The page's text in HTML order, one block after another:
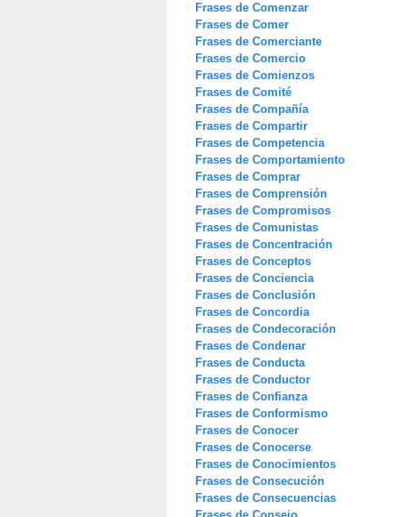
Frases de Comenzar
Frases de Comer
Frases de Comerciante
Frases de Comercio
Frases de Comienzos
Frases de Comité
Frases de Compañía
Frases de Compartir
Frases de Competencia
Frases de Comportamiento
Frases de Comprar
Frases de Comprensión
Frases de Compromisos
Frases de Comunistas
Frases de Concentración
Frases de Conceptos
Frases de Conciencia
Frases de Conclusión
Frases de Concordia
Frases de Condecoración
Frases de Condenar
Frases de Conducta
Frases de Conductor
Frases de Confianza
Frases de Conformismo
Frases de Conocer
Frases de Conocerse
Frases de Conocimientos
Frases de Consecución
Frases de Consecuencias